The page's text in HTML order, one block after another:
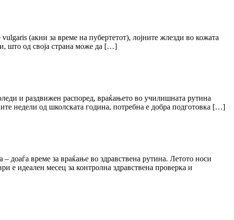
(акни за време на пубертетот), лојните жлезди во кожата
што од своја страна може да […]
и раздвижен распоред, враќањето во училишната рутина
недели од школската година, потребна е добра подготовка […]
доаѓа време за враќање во здравствена рутина. Летото носи
е идеален месец за контролна здравствена проверка и